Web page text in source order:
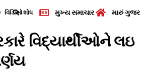
વિડિઓશોધ મુખ્ય સમાચાર મારું
વિદ્યાર્થીઓને લઇ